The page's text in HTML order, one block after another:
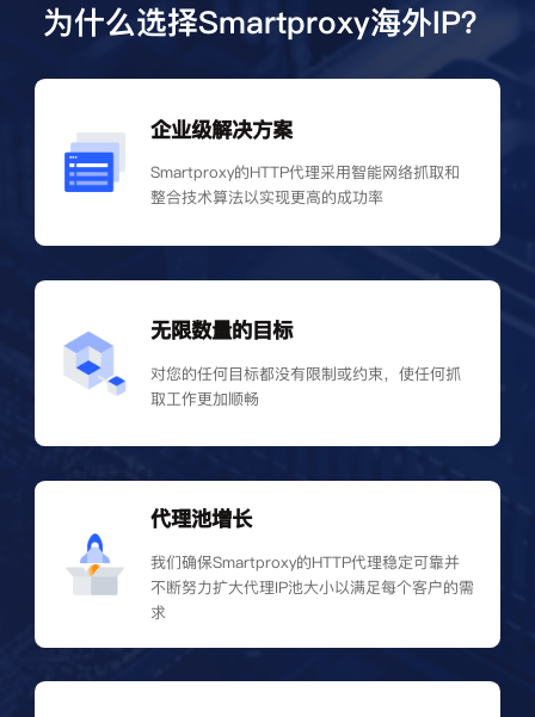
为什么选择Smartproxy海外IP？
企业级解决方案
Smartproxy的HTTP代理采用智能网络抓取和
整合技术算法以实现更高的成功率
无限数量的目标
对您的任何目标都没有限制或约束，使任何抓
取工作更加顺畅
代理池增长
我们确保Smartproxy的HTTP代理稳定可靠并
不断努力扩大代理IP池大小以满足每个客户的需
求